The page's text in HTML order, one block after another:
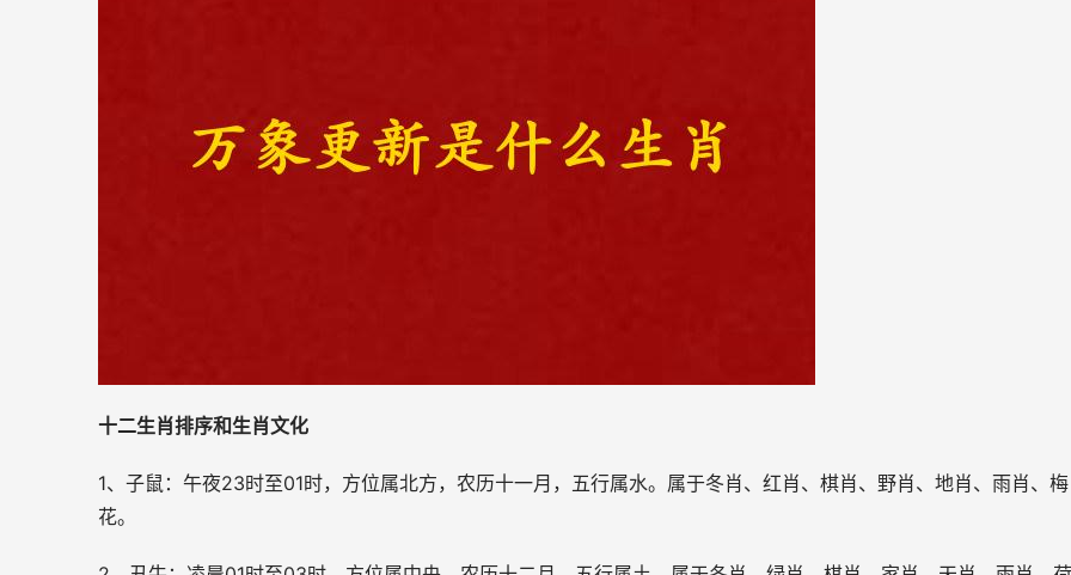
十二生肖排序和生肖文化
1、子鼠：午夜23时至01时，方位属北方，农历十一月，五行属水。属于冬肖、红肖、棋肖、野肖、地肖、雨肖、梅
花。